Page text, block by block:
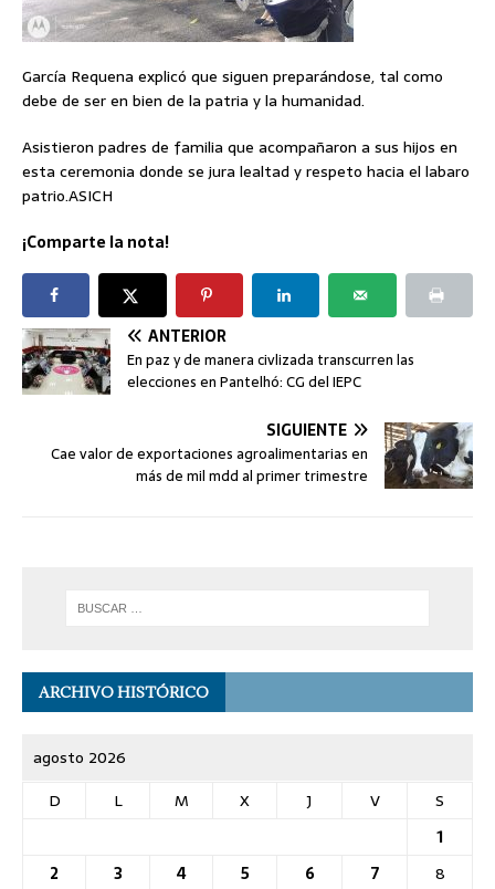
García Requena explicó que siguen preparándose, tal como
debe de ser en bien de la patria y la humanidad.
Asistieron padres de familia que acompañaron a sus hijos en
esta ceremonia donde se jura lealtad y respeto hacia el labaro
patrio.ASICH
¡Comparte la nota!
ANTERIOR
En paz y de manera civlizada transcurren las
elecciones en Pantelhó: CG del IEPC
SIGUIENTE
Cae valor de exportaciones agroalimentarias en
más de mil mdd al primer trimestre
ARCHIVO HISTÓRICO
agosto 2026
D
L M X J V
S
1
2
3 4 5 6 7
8